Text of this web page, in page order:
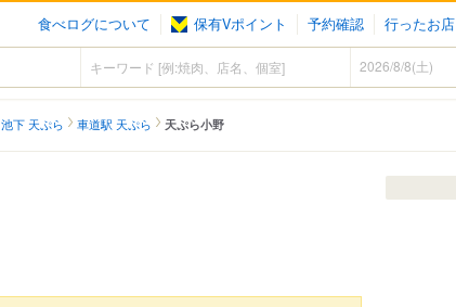
食べログについて 保有Vポイント 予約確認 行ったお店
下 天ぷら 車道駅 天ぷら 天ぷら小野